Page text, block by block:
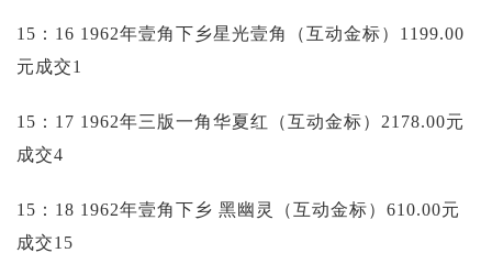
15：16 1962年壹角下乡星光壹角（互动金标）1199.00
元成交1
15：17 1962年三版一角华夏红（互动金标）2178.00元
成交4
15：18 1962年壹角下乡 黑幽灵（互动金标）610.00元
成交15